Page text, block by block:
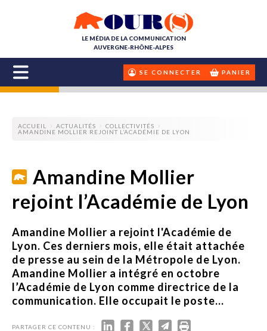
LE MÉDIA DE LA COMMUNICATION
AUVERGNE-RHÔNE-ALPES
SE CONNECTER PANIER
ACCUEIL ACTUALITÉS
COLLECTIVITÉS
AMANDINE MOLLIER REJOINT L’ACADÉMIE DE LYON
Amandine Mollier
rejoint l’Académie de Lyon
Amandine Mollier a rejoint l'Académie de
Lyon. Ces derniers mois, elle était attachée
de presse au sein de la Métropole de Lyon.
Amandine Mollier a intégré en octobre
l’Académie de Lyon comme directrice de la
communication. Elle occupait le poste...
PARTAGER CE CONTENU :